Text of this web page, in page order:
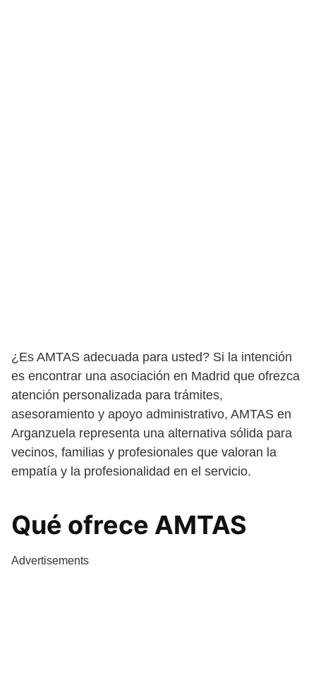
¿Es AMTAS adecuada para usted? Si la intención
es encontrar una asociación en Madrid que ofrezca
atención personalizada para trámites,
asesoramiento y apoyo administrativo, AMTAS en
Arganzuela representa una alternativa sólida para
vecinos, familias y profesionales que valoran la
empatía y la profesionalidad en el servicio.
Qué ofrece AMTAS
Advertisements